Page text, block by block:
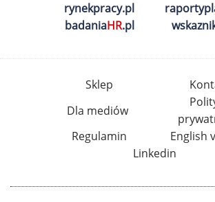
rynekpracy.pl
badaniaHR.pl
Sklep
Dla mediów
Regulamin
English
Linkedin